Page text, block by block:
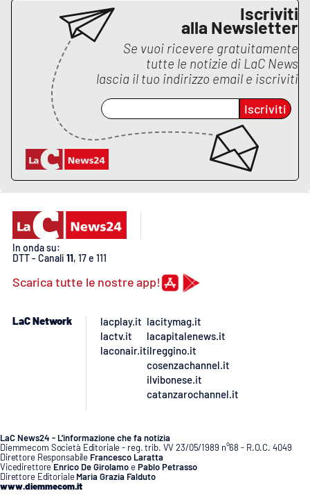
Storie
LAC
NETWORK
Lacplay.it
Lactv.it
Laconair.it
Lacapitalenews.it
Ilvibonese.it
Catanzarochannel.it
Iscriviti
alla Newsletter
Se vuoi ricevere gratuitamente
tutte le notizie di LaC News
lascia il tuo indirizzo email e iscriviti
Iscriviti
In onda su:
DTT - Canali 11, 17 e 111
Scarica tutte le nostre app!
LaC Network
lacplay.it
lactv.it
laconair.it
lacitymag.it
lacapitalenews.it
ilreggino.it
cosenzachannel.it
ilvibonese.it
catanzarochannel.it
LaC News24 - L’informazione che fa notizia
Diemmecom Società Editoriale - reg. trib. VV 23/05/1989 n°68 - R.O.C. 4049
Direttore Responsabile Francesco Laratta
Vicedirettore Enrico De GirolamoePablo Petrasso
Direttore Editoriale Maria Grazia Falduto
www.diemmecom.it